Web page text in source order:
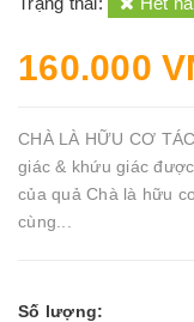
160.000
CHÀ LÀ HỮU CƠ
giác & khứu giác
của quả Chà là hữu
cùng...
Số lượng: